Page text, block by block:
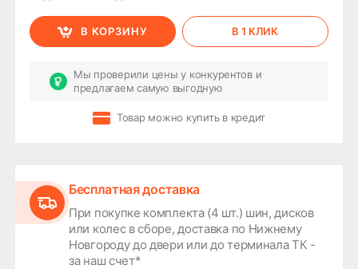
В КОРЗИНУ В 1 КЛИК
Мы проверили цены у конкурентов и
предлагаем самую выгодную
Товар можно купить в кредит
Бесплатная доставка
При покупке комплекта (4 шт.) шин, дисков
или колес в сборе, доставка по Нижнему
Новгороду до двери или до терминала ТК -
за наш счет*